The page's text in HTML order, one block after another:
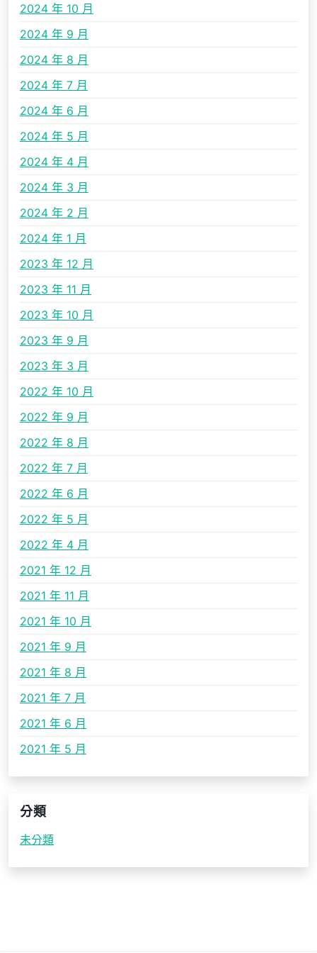
2024 年 10 月
2024 年 9 月
2024 年 8 月
2024 年 7 月
2024 年 6 月
2024 年 5 月
2024 年 4 月
2024 年 3 月
2024 年 2 月
2024 年 1 月
2023 年 12 月
2023 年 11 月
2023 年 10 月
2023 年 9 月
2023 年 3 月
2022 年 10 月
2022 年 9 月
2022 年 8 月
2022 年 7 月
2022 年 6 月
2022 年 5 月
2022 年 4 月
2021 年 12 月
2021 年 11 月
2021 年 10 月
2021 年 9 月
2021 年 8 月
2021 年 7 月
2021 年 6 月
2021 年 5 月
分類
未分類